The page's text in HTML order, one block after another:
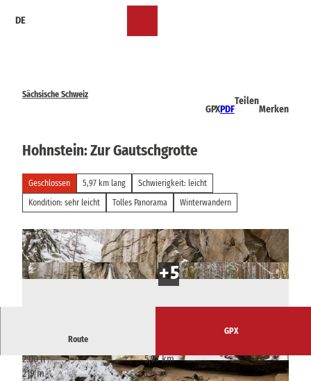
DE
Sächsische Schweiz
GPXPDF
Teilen
Merken
Hohnstein: Zur Gautschgrotte
Geschlossen 5,97 km lang
Schwierigkeit: leicht
Kondition: sehr leicht
Tolles Panorama Winterwandern
© Nicole Hesse, Tourismusverband Sächsische
Schweiz
© Hans Fineart, Tourismusverband Sächsische
Schweiz
Route
GPX
2:00 h
5,97 km
219 m
194 m